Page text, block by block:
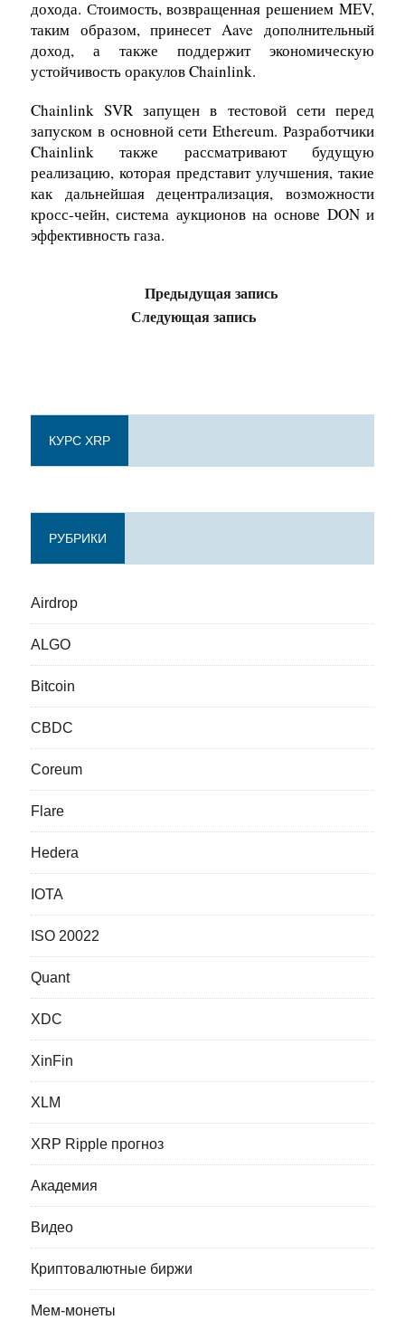
дохода. Стоимость, возвращенная решением MEV,
таким образом, принесет Aave дополнительный
доход, а также поддержит экономическую
устойчивость оракулов Chainlink.
Chainlink SVR запущен в тестовой сети перед
запуском в основной сети Ethereum. Разработчики
Chainlink также рассматривают будущую
реализацию, которая представит улучшения, такие
как дальнейшая децентрализация, возможности
кросс-чейн, система аукционов на основе DON и
эффективность газа.
Предыдущая запись
Следующая запись
КУРС XRP
РУБРИКИ
Airdrop
ALGO
Bitcoin
CBDC
Coreum
Flare
Hedera
IOTA
ISO 20022
Quant
XDC
XinFin
XLM
XRP Ripple прогноз
Академия
Видео
Криптовалютные биржи
Мем-монеты